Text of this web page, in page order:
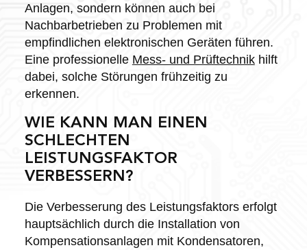
Anlagen, sondern können auch bei
Nachbarbetrieben zu Problemen mit
empfindlichen elektronischen Geräten führen.
Eine professionelle Mess- und Prüftechnikhilft
dabei, solche Störungen frühzeitig zu
erkennen.
WIE KANN MAN EINEN
SCHLECHTEN
LEISTUNGSFAKTOR
VERBESSERN?
Die Verbesserung des Leistungsfaktors erfolgt
hauptsächlich durch die Installation von
Kompensationsanlagen mit Kondensatoren,